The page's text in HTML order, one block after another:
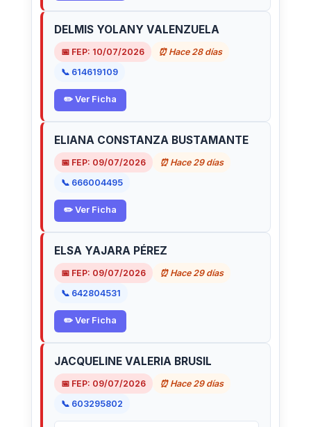
DELMIS YOLANY VALENZUELA
📅 FEP: 10/07/2026
⏰ Hace 28 días
📞 614619109
✏️ Ver Ficha
ELIANA CONSTANZA BUSTAMANTE
📅 FEP: 09/07/2026
⏰ Hace 29 días
📞 666004495
✏️ Ver Ficha
ELSA YAJARA PÉREZ
📅 FEP: 09/07/2026
⏰ Hace 29 días
📞 642804531
✏️ Ver Ficha
JACQUELINE VALERIA BRUSIL
📅 FEP: 09/07/2026
⏰ Hace 29 días
📞 603295802